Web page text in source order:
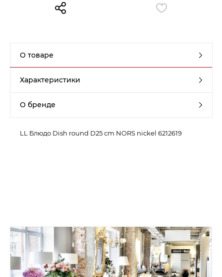
О товаре
Характеристики
О бренде
LL Блюдо Dish round D25 cm NORS nickel 6212619